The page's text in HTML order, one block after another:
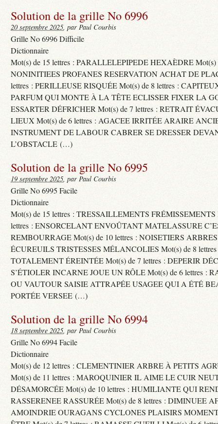
Solution de la grille No 6996
20 septembre 2025, par Paul Courbis
Grille No 6996 Difficile
Dictionnaire
Mot(s) de 15 lettres : PARALLELEPIPEDE HEXAÈDRE Mot(s)
NONINITIEES PROFANES RESERVATION ACHAT DE
lettres : PERILLEUSE RISQUÉE Mot(s) de 8 lettres :
PARFUM QUI MONTE À LA TÊTE ECLISSER FIXER LA
ESSARTER DÉFRICHER Mot(s) de 7 lettres : RETRAIT
LIEUX Mot(s) de 6 lettres : AGACEE IRRITÉE ARAIRE
INSTRUMENT DE LABOUR CABRER SE DRESSER
L’OBSTACLE (…)
Solution de la grille No 6995
19 septembre 2025, par Paul Courbis
Grille No 6995 Facile
Dictionnaire
Mot(s) de 15 lettres : TRESSAILLEMENTS FRÉMISSEMENTS
lettres : ENSORCELANT ENVOÛTANT MATELASSURE
REMBOURRAGE Mot(s) de 10 lettres : NOISETIERS
ÉCUREUILS TRISTESSES MÉLANCOLIES Mot(s) de 8
TOTALEMENT ÉREINTÉE Mot(s) de 7 lettres : DEPERIR
S’ÉTIOLER INCARNE JOUE UN RÔLE Mot(s) de 6 lettres :
OU VAUTOUR SAISIE ATTRAPÉE USAGEE QUI A ÉTÉ
PORTÉE VERSEE (…)
Solution de la grille No 6994
18 septembre 2025, par Paul Courbis
Grille No 6994 Facile
Dictionnaire
Mot(s) de 12 lettres : CLEMENTINIER ARBRE À PETITS
Mot(s) de 11 lettres : MAROQUINIER IL AIME LE CUIR
DÉSAMORCÉE Mot(s) de 10 lettres : HUMILIANTE QUI
RASSERENEE RASSURÉE Mot(s) de 8 lettres : DIMINUEE
AMOINDRIE OURAGANS CYCLONES PLAISIRS